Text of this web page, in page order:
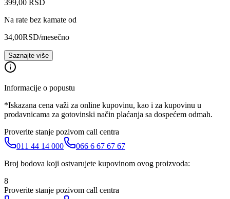
399,00 RSD
Na rate bez kamate od
34,00RSD/mesečno
Saznajte više
Informacije o popustu
*Iskazana cena važi za online kupovinu, kao i za kupovinu u
prodavnicama za gotovinski način plaćanja sa dospećem odmah.
Proverite stanje pozivom call centra
011 44 14 000
066 6 67 67 67
Broj bodova koji ostvarujete kupovinom ovog proizvoda:
8
Proverite stanje pozivom call centra